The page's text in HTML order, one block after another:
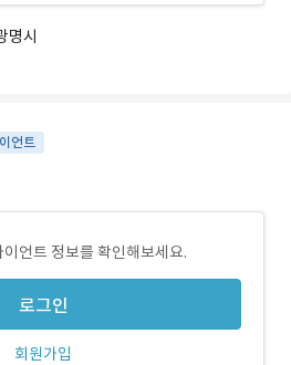
명시
언트
언트 정보를 확인해보세요.
로그인
회원가입